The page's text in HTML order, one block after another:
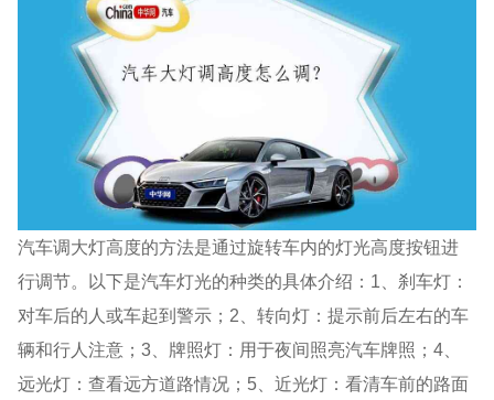
汽车调大灯高度的方法是通过旋转车内的灯光高度按钮进
行调节。以下是汽车灯光的种类的具体介绍：1、刹车灯：
对车后的人或车起到警示；2、转向灯：提示前后左右的车
辆和行人注意；3、牌照灯：用于夜间照亮汽车牌照；4、
远光灯：查看远方道路情况；5、近光灯：看清车前的路面